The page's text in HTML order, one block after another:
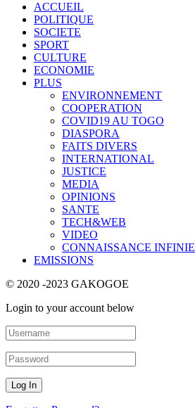
ACCUEIL
POLITIQUE
SOCIETE
SPORT
CULTURE
ECONOMIE
PLUS
ENVIRONNEMENT
COOPERATION
COVID19 AU TOGO
DIASPORA
FAITS DIVERS
INTERNATIONAL
JUSTICE
MEDIA
OPINIONS
SANTE
TECH&WEB
VIDEO
CONNAISSANCE INFINIE
EMISSIONS
© 2020 -2023 GAKOGOE
Login to your account below